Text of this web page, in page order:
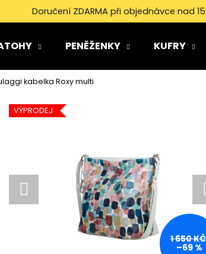
Doručení ZDARMA při objednávce nad
PENĚŽENKY KUFRY
kabelka Roxy multi
VÝPRODEJ
1 650 KČ
–69 %
Co potřebujete najít?
Doporučujeme